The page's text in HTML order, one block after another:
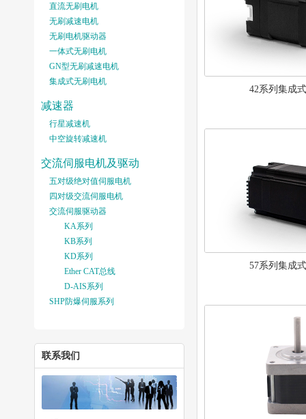
直流无刷电机
无刷减速电机
无刷电机驱动器
一体式无刷电机
GN型无刷减速电机
集成式无刷电机
减速器
行星减速机
中空旋转减速机
交流伺服电机及驱动
五对级绝对值伺服电机
四对级交流伺服电机
交流伺服驱动器
KA系列
KB系列
KD系列
Ether CAT总线
D-AIS系列
SHP防爆伺服系列
联系我们
42系列集成
57系列集成